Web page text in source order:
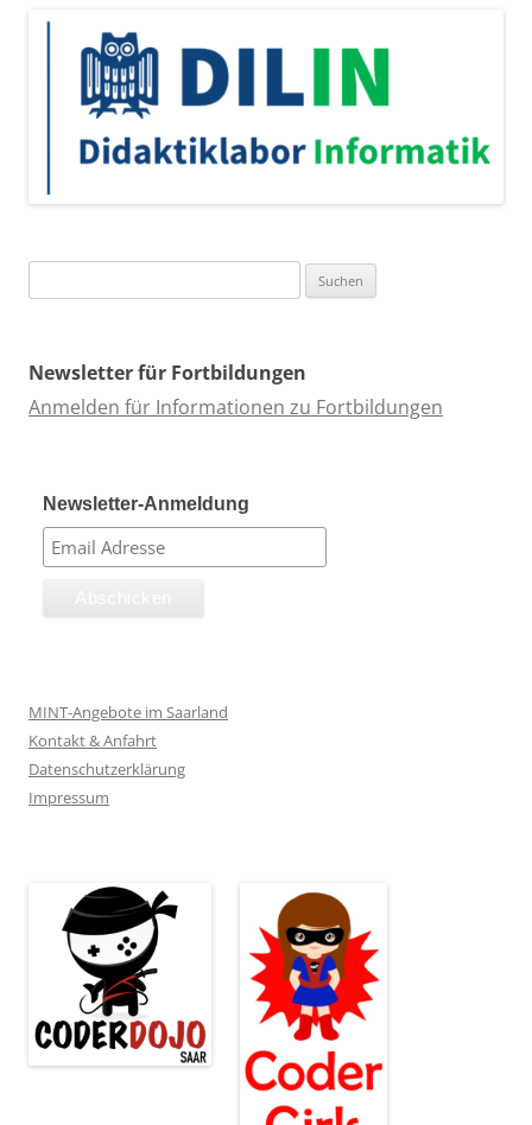
nach:
Newsletter für Fortbildungen
Anmelden für Informationen zu Fortbildungen
Newsletter-Anmeldung
MINT-Angebote im Saarland
Kontakt & Anfahrt
Datenschutzerklärung
Impressum